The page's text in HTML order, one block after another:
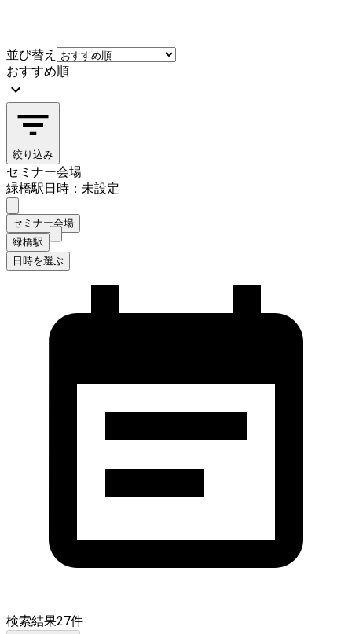
並び替え
おすすめ順
絞り込み
セミナー会場
緑橋駅日時：未設定
セミナー会場
緑橋駅
日時を選ぶ
検索結果27件